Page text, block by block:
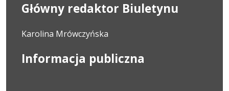
Główny redaktor Biuletynu
Karolina Mrówczyńska
Informacja publiczna